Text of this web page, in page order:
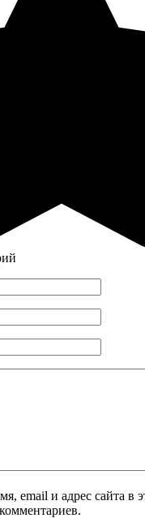
email и адрес сайта в